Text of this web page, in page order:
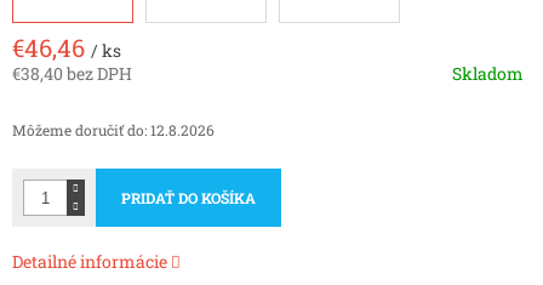
€46,46 / ks
€38,40 bez DPH
cena:
Skladom
Môžeme doručiť do:12.8.2026
PRIDAŤ DO KOŠÍKA
Detailné informácie